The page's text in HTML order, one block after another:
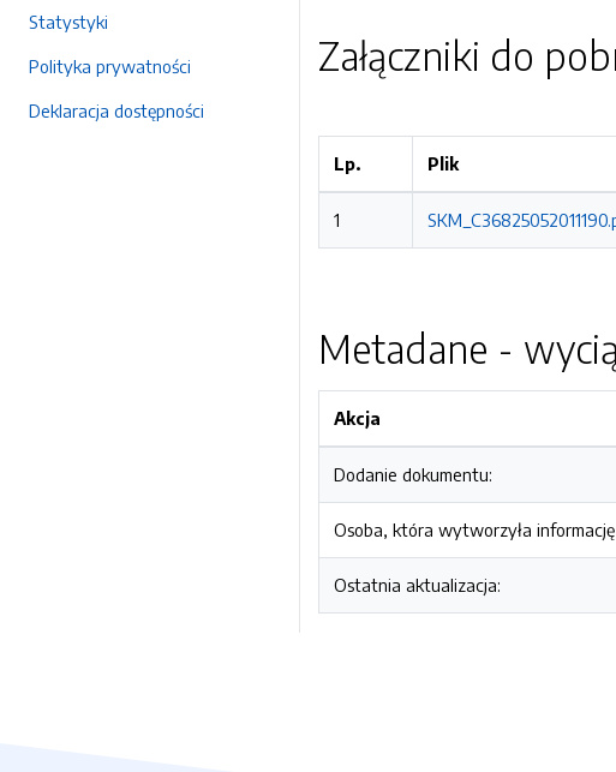
Statystyki
Polityka prywatności
Deklaracja dostępności
Załączniki do
Lp. Plik
1
Metadane -
Akcja
Dodanie dokumentu:
Osoba, która wytworzyła
Ostatnia aktualizacja: